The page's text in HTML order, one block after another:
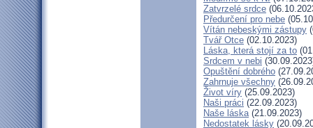
Zatvrzelé srdce
Předurčení pro nebe
Vítán nebeskými zástupy
Tvář Otce (02.10.2023)
Láska, která stojí za to
Srdcem v nebi
Opuštění dobrého
Zahrnuje všechny
Život víry (25.09.2023)
Naši práci (22.09.2023)
Naše láska(21.09.2023)
Nedostatek lásky